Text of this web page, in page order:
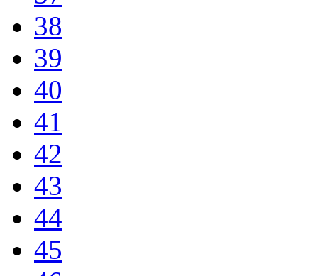
38
39
40
41
42
43
44
45